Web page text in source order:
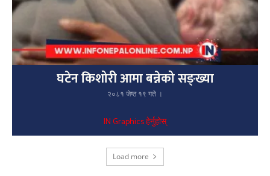
घटेन किशोरी आमा बन्नेको सङ्ख्या
२०८१ जेष्ठ १९ गते ।
IN Graphics हेर्नुहोस्
Load more